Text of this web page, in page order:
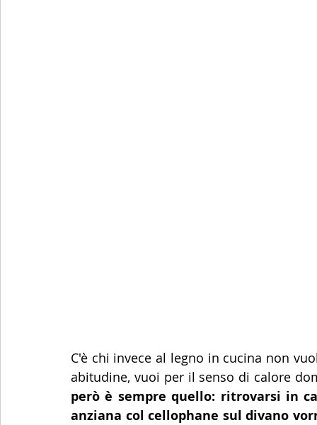
C'è chi invece al legno in cucina non
abitudine, vuoi per il senso di calore
però è sempre quello: ritrovarsi in
anziana col cellophane sul divano